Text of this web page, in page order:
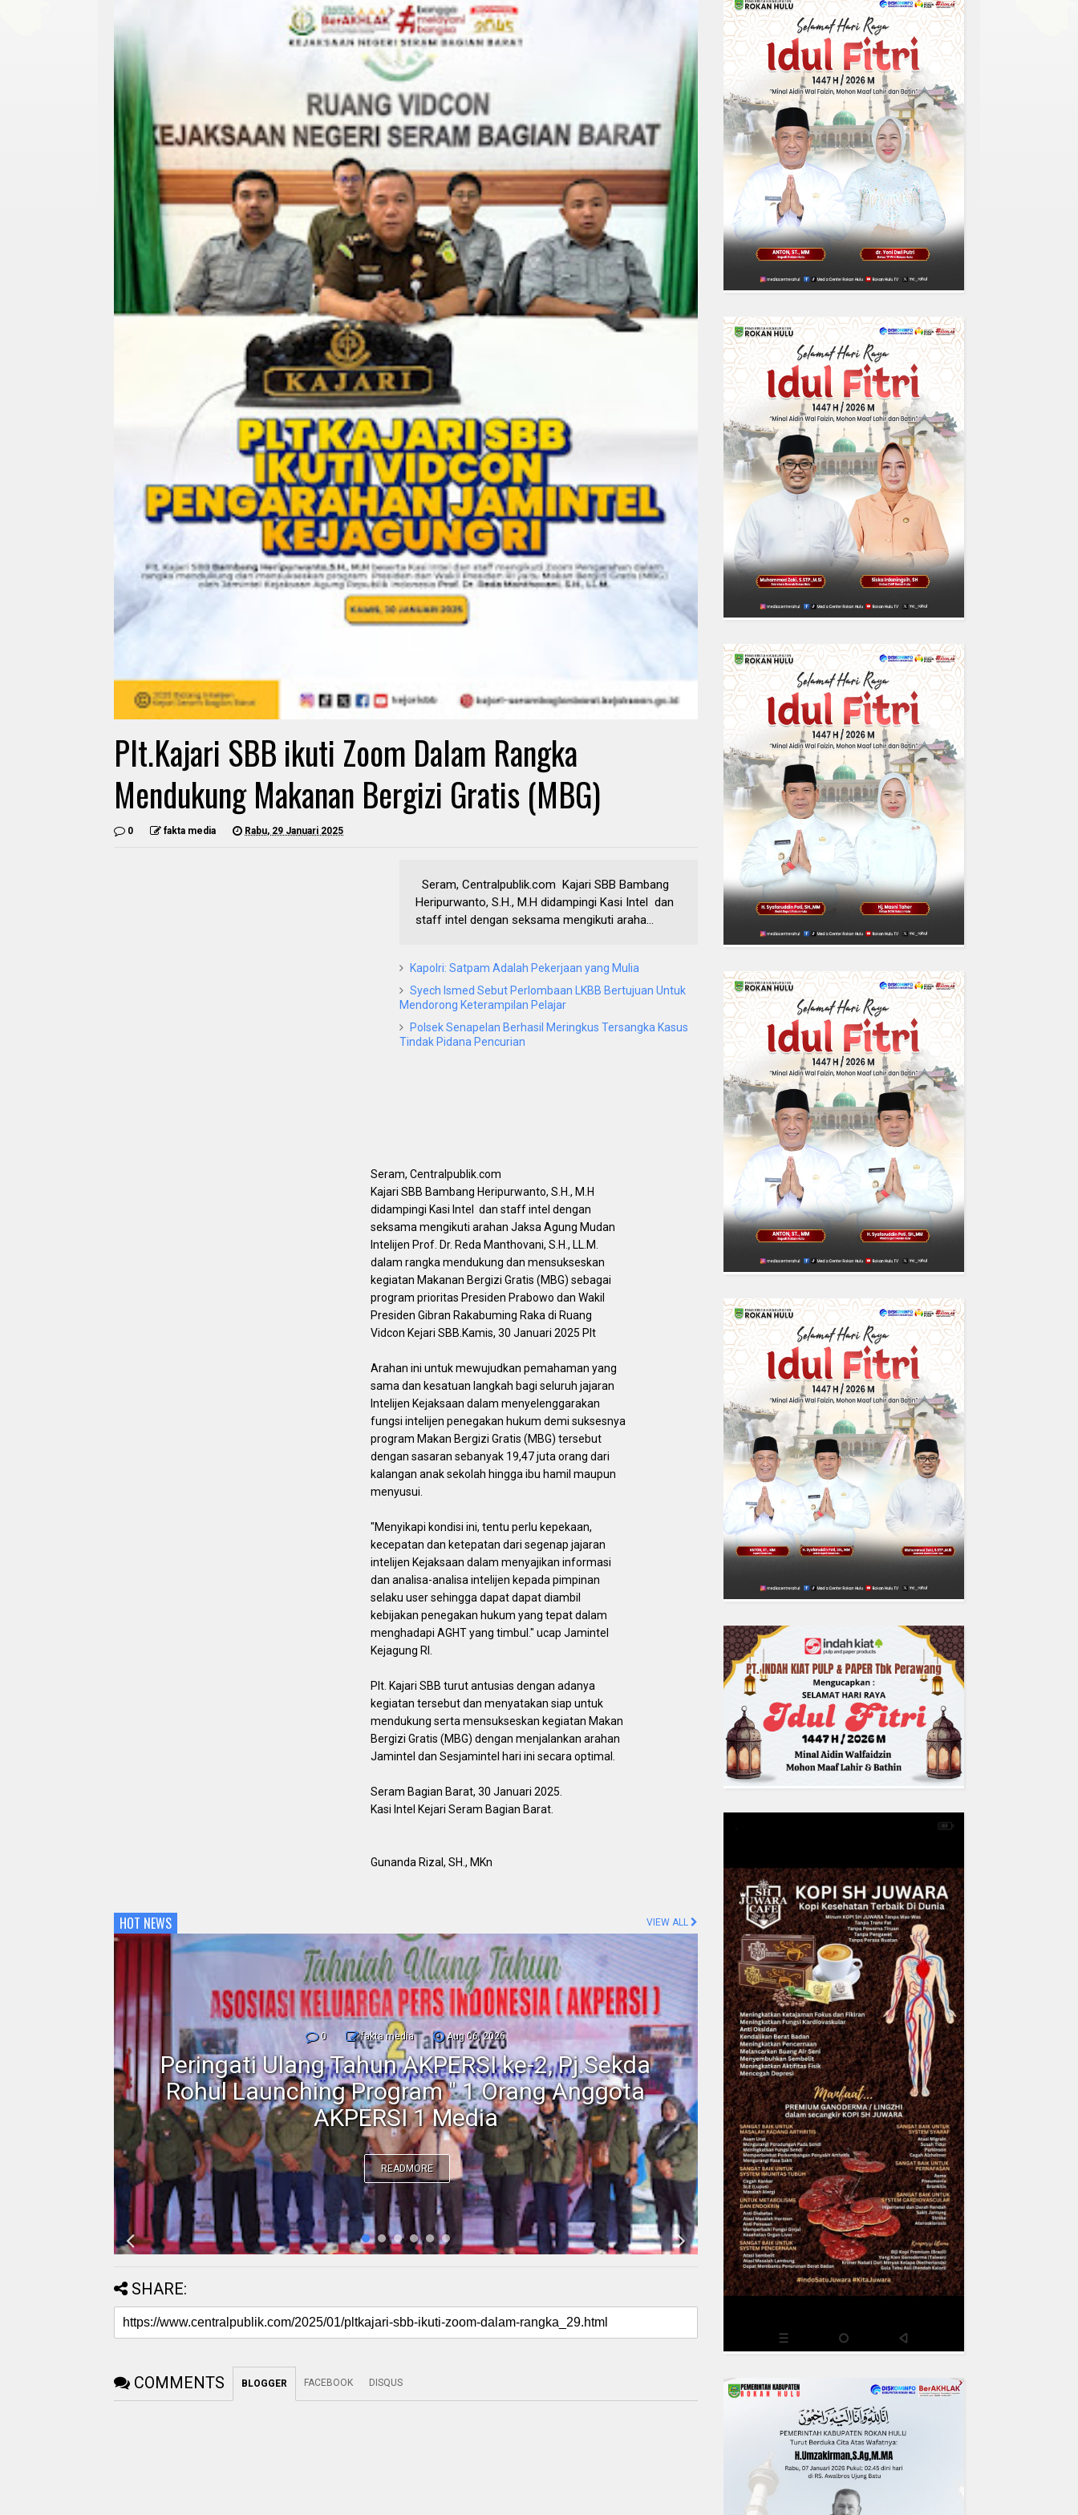
Plt.Kajari SBB ikuti Zoom Dalam Rangka
Mendukung Makanan Bergizi Gratis (MBG)
0 fakta media Rabu, 29 Januari 2025
Seram, Centralpublik.com Kajari SBB Bambang
Heripurwanto, S.H., M.H didampingi Kasi Intel dan
staff intel dengan seksama mengikuti araha...
Kapolri: Satpam Adalah Pekerjaan yang Mulia
Syech Ismed Sebut Perlombaan LKBB Bertujuan Untuk
Mendorong Keterampilan Pelajar
Polsek Senapelan Berhasil Meringkus Tersangka Kasus
Tindak Pidana Pencurian
Seram, Centralpublik.com
Kajari SBB Bambang Heripurwanto, S.H., M.H
didampingi Kasi Intel dan staff intel dengan
seksama mengikuti arahan Jaksa Agung Mudan
Intelijen Prof. Dr. Reda Manthovani, S.H., LL.M.
dalam rangka mendukung dan mensukseskan
kegiatan Makanan Bergizi Gratis (MBG) sebagai
program prioritas Presiden Prabowo dan Wakil
Presiden Gibran Rakabuming Raka di Ruang
Vidcon Kejari SBB.Kamis, 30 Januari 2025 Plt
Arahan ini untuk mewujudkan pemahaman yang
sama dan kesatuan langkah bagi seluruh jajaran
Intelijen Kejaksaan dalam menyelenggarakan
fungsi intelijen penegakan hukum demi suksesnya
program Makan Bergizi Gratis (MBG) tersebut
dengan sasaran sebanyak 19,47 juta orang dari
kalangan anak sekolah hingga ibu hamil maupun
menyusui.
"Menyikapi kondisi ini, tentu perlu kepekaan,
kecepatan dan ketepatan dari segenap jajaran
intelijen Kejaksaan dalam menyajikan informasi
dan analisa-analisa intelijen kepada pimpinan
selaku user sehingga dapat dapat diambil
kebijakan penegakan hukum yang tepat dalam
menghadapi AGHT yang timbul." ucap Jamintel
Kejagung RI.
Plt. Kajari SBB turut antusias dengan adanya
kegiatan tersebut dan menyatakan siap untuk
mendukung serta mensukseskan kegiatan Makan
Bergizi Gratis (MBG) dengan menjalankan arahan
Jamintel dan Sesjamintel hari ini secara optimal.
Seram Bagian Barat, 30 Januari 2025.
Kasi Intel Kejari Seram Bagian Barat.
Gunanda Rizal, SH., MKn
HOT NEWS VIEW ALL
0 fakta media Aug 06, 2026
Peringati Ulang Tahun AKPERSI ke-2, Pj.Sekda
Rohul Launching Program " 1 Orang Anggota
AKPERSI 1 Media
READMORE
0 fakta media
Polres Inhil bersama Pemkab
Riau Perkuat Sinergi Tangani
Liar di
SHARE:
COMMENTS BLOGGER FACEBOOK DISQUS